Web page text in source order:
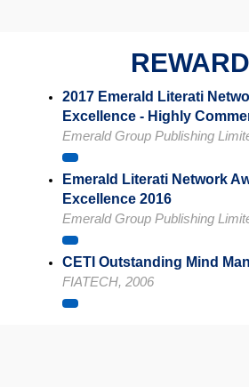
2017 Emerald Literati
Excellence - Highly
Emerald Group Publishing
Emerald Literati Network
Excellence 2016
Emerald Group Publishing
CETI Outstanding Mind
FIATECH, 2006